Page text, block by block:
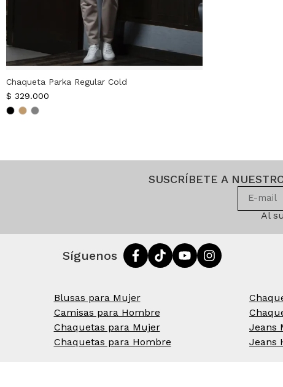
Chaqueta Parka Regular Cold
$ 329.000
SUSCRÍBETE A
Al
Síguenos
Blusas para Mujer
Camisas para Hombre
Chaquetas para Mujer
Chaquetas para Hombre
Jeans
Jeans